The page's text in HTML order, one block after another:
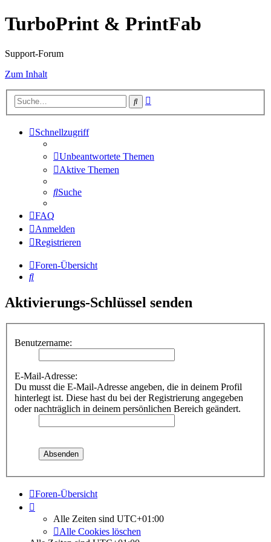
TurboPrint & PrintFab
Support-Forum
Zum Inhalt
Suche
Schnellzugriff
Unbeantwortete Themen
Aktive Themen
Suche
FAQ
Anmelden
Registrieren
Foren-Übersicht
Suche
Aktivierungs-Schlüssel senden
Benutzername:
E-Mail-Adresse:
Du musst die E-Mail-Adresse angeben, die in deinem Profil
hinterlegt ist. Diese hast du bei der Registrierung angegeben
oder nachträglich in deinem persönlichen Bereich geändert.
Foren-Übersicht
Alle Zeiten sind UTC+01:00
Alle Cookies löschen